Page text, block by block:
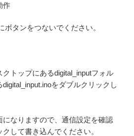
作
ボタンをつないでください。
トップにあるdigital_inputフォル
をダブルクリックし
になりますので、通信設定を確認
して書き込んでください。